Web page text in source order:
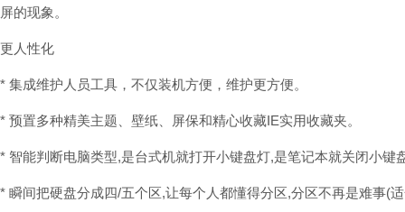
屏的现象。
更人性化
* 集成维护人员工具，不仅装机方便，维护更方便。
* 预置多种精美主题、壁纸、屏保和精心收藏IE实用收藏夹。
* 智能判断电脑类型,是台式机就打开小键盘灯,是笔记本就关闭小键
* 瞬间把硬盘分成四/五个区,让每个人都懂得分区,分区不再是难事(